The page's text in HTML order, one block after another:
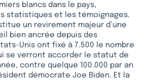
blancs dans le pays,
statistiques et les témoignages.
un revirement majeur d’une
bien ancrée depuis des
Unis ont fixé à 7.500 le nombre
se verront accorder le statut de
contre quelque 100.000 par an
démocrate Joe Biden. Et la